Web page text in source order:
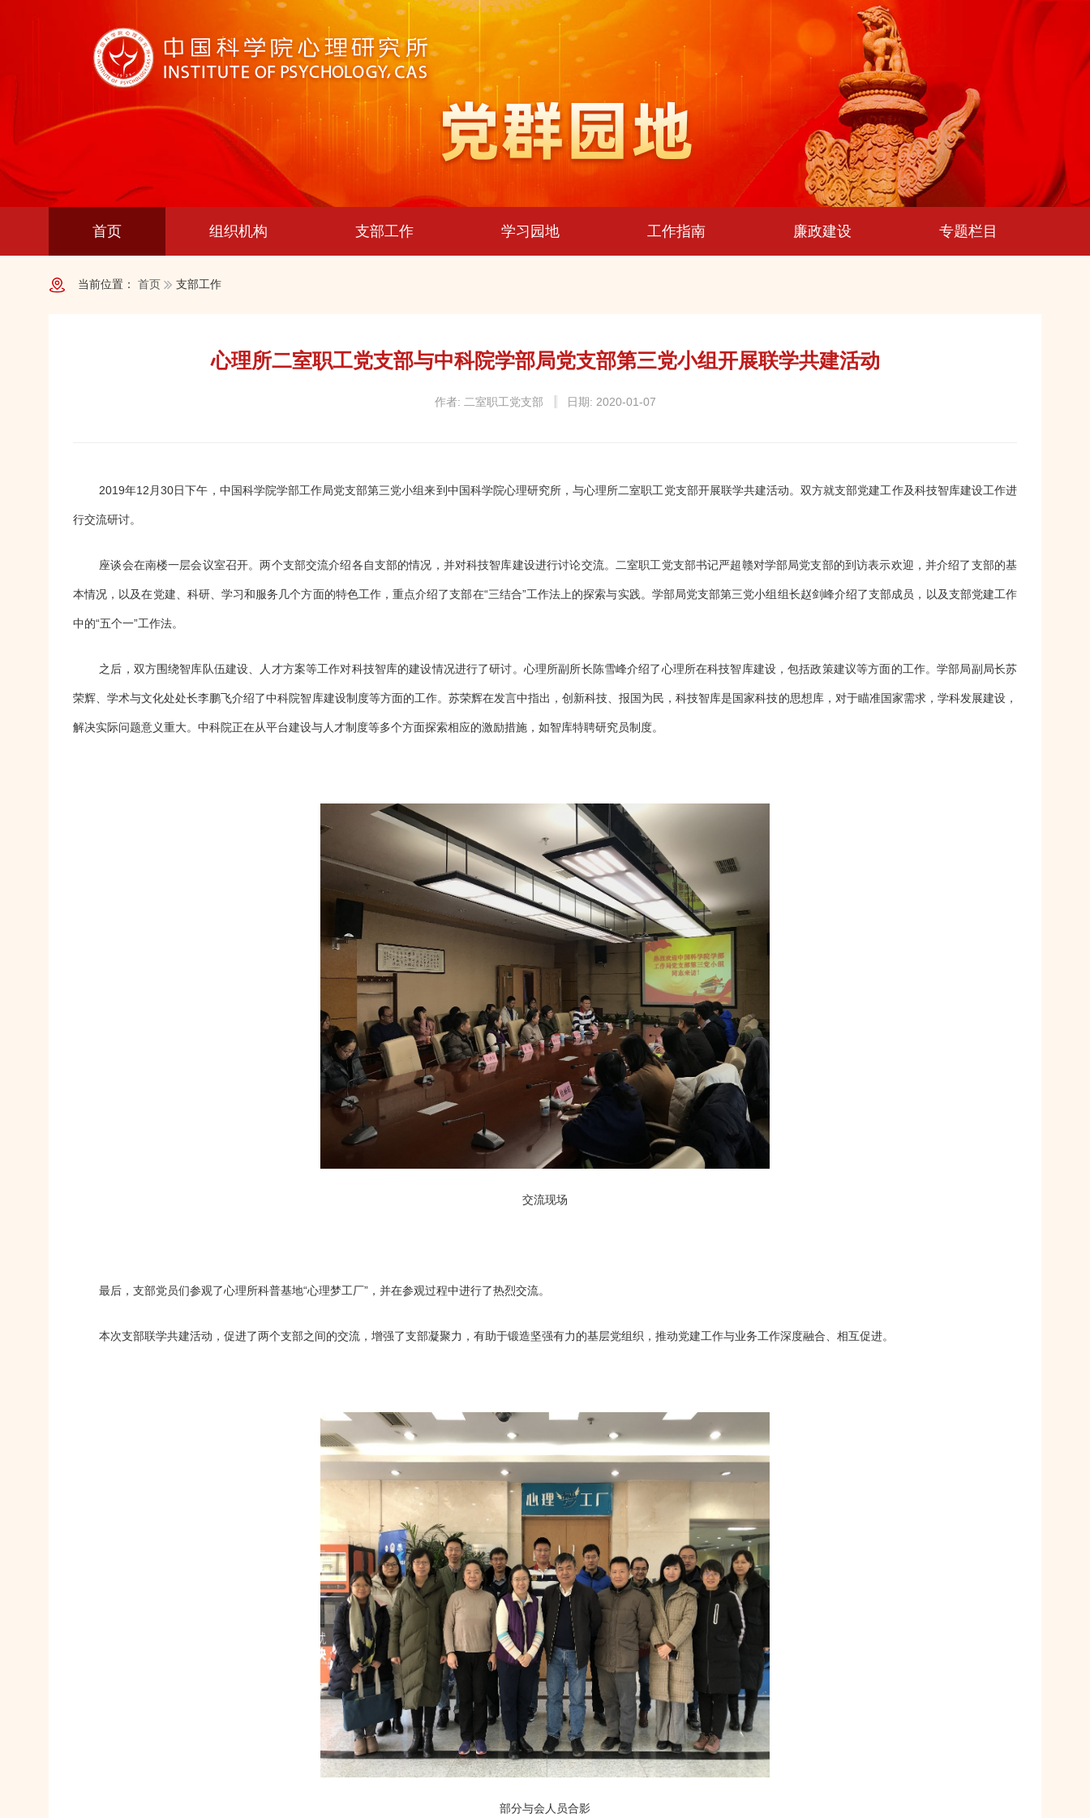
首页 组织机构 支部工作 学习园地 工作指南 廉政建设 专题栏目
当前位置： 首页 支部工作
心理所二室职工党支部与中科院学部局党支部第三党小组开展联学共建活动
作者: 二室职工党支部 日期: 2020-01-07
2019年12月30日下午，中国科学院学部工作局党支部第三党小组来到中国科学院心理研究所，与心理所二室职工党支部开展联学共建活动。双方就支部党建工作及科技智库建设工作进
行交流研讨。
座谈会在南楼一层会议室召开。两个支部交流介绍各自支部的情况，并对科技智库建设进行讨论交流。二室职工党支部书记严超赣对学部局党支部的到访表示欢迎，并介绍了支部的基
本情况，以及在党建、科研、学习和服务几个方面的特色工作，重点介绍了支部在“三结合”工作法上的探索与实践。学部局党支部第三党小组组长赵剑峰介绍了支部成员，以及支部党建工作
中的“五个一”工作法。
之后，双方围绕智库队伍建设、人才方案等工作对科技智库的建设情况进行了研讨。心理所副所长陈雪峰介绍了心理所在科技智库建设，包括政策建议等方面的工作。学部局副局长苏
荣辉、学术与文化处处长李鹏飞介绍了中科院智库建设制度等方面的工作。苏荣辉在发言中指出，创新科技、报国为民，科技智库是国家科技的思想库，对于瞄准国家需求，学科发展建设，
解决实际问题意义重大。中科院正在从平台建设与人才制度等多个方面探索相应的激励措施，如智库特聘研究员制度。
交流现场
最后，支部党员们参观了心理所科普基地“心理梦工厂”，并在参观过程中进行了热烈交流。
本次支部联学共建活动，促进了两个支部之间的交流，增强了支部凝聚力，有助于锻造坚强有力的基层党组织，推动党建工作与业务工作深度融合、相互促进。
部分与会人员合影